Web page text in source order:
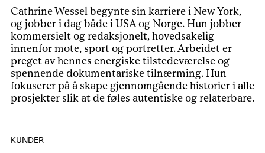
Cathrine Wessel begynte sin karriere i New York,
og jobber i dag både i USA og Norge. Hun jobber
kommersielt og redaksjonelt, hovedsakelig
innenfor mote, sport og portretter. Arbeidet er
preget av hennes energiske tilstedeværelse og
spennende dokumentariske tilnærming. Hun
fokuserer på å skape gjennomgående historier i alle
prosjekter slik at de føles autentiske og relaterbare.
KUNDER